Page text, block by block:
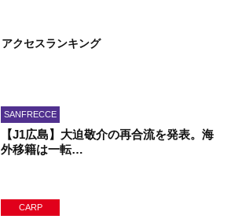
アクセスランキング
SANFRECCE
【J1広島】大迫敬介の再合流を発表。海
外移籍は一転…
CARP